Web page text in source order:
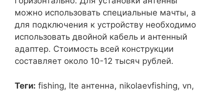
можно использовать специальные мачты, а
для подключения к устройству необходимо
использовать двойной кабель и антенный
адаптер. Стоимость всей конструкции
составляет около 10-12 тысяч рублей.
Теги: fishing, lte антенна, nikolaevfishing, vn,